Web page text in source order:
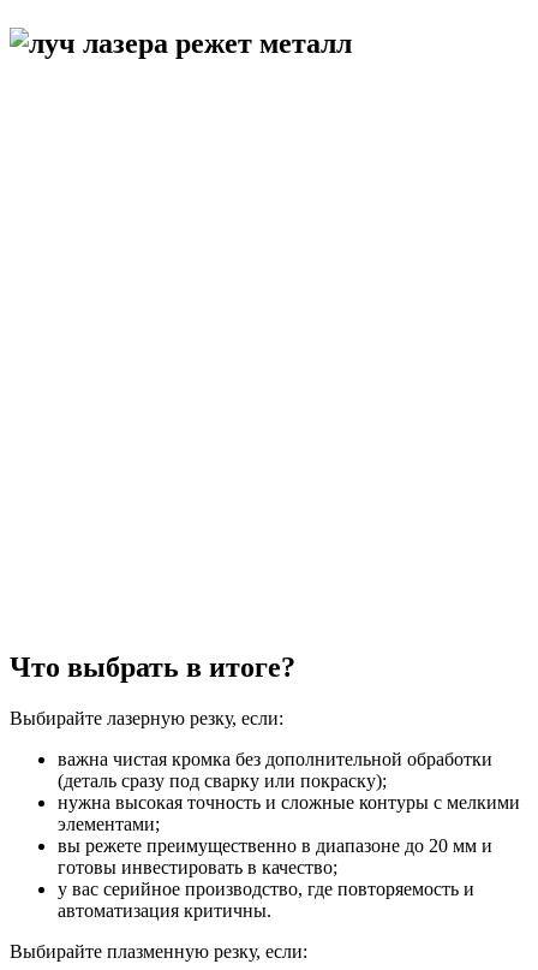
Что выбрать в итоге?
Выбирайте лазерную резку, если:
важна чистая кромка без дополнительной обработки
(деталь сразу под сварку или покраску);
нужна высокая точность и сложные контуры с мелкими
элементами;
вы режете преимущественно в диапазоне до 20 мм и
готовы инвестировать в качество;
у вас серийное производство, где повторяемость и
автоматизация критичны.
Выбирайте плазменную резку, если: